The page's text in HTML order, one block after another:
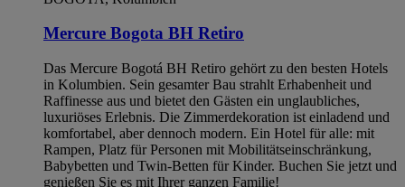
Mercure Bogota BH Retiro
Das Mercure Bogotá BH Retiro gehört zu den besten Hotels
in Kolumbien. Sein gesamter Bau strahlt Erhabenheit und
Raffinesse aus und bietet den Gästen ein unglaubliches,
luxuriöses Erlebnis. Die Zimmerdekoration ist einladend und
komfortabel, aber dennoch modern. Ein Hotel für alle: mit
Rampen, Platz für Personen mit Mobilitätseinschränkung,
Babybetten und Twin-Betten für Kinder. Buchen Sie jetzt und
genießen Sie es mit Ihrer ganzen Familie!